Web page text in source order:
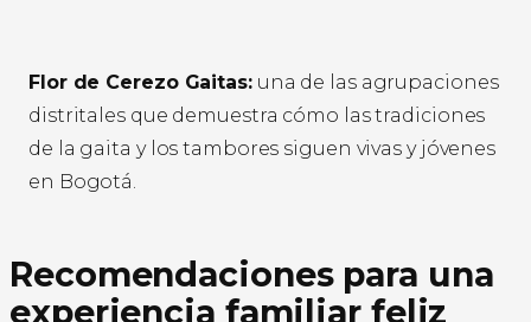
Flor de Cerezo Gaitas:una de las agrupaciones
distritales que demuestra cómo las tradiciones
de la gaita y los tambores siguen vivas y jóvenes
en Bogotá.
Recomendaciones para una
experiencia familiar feliz